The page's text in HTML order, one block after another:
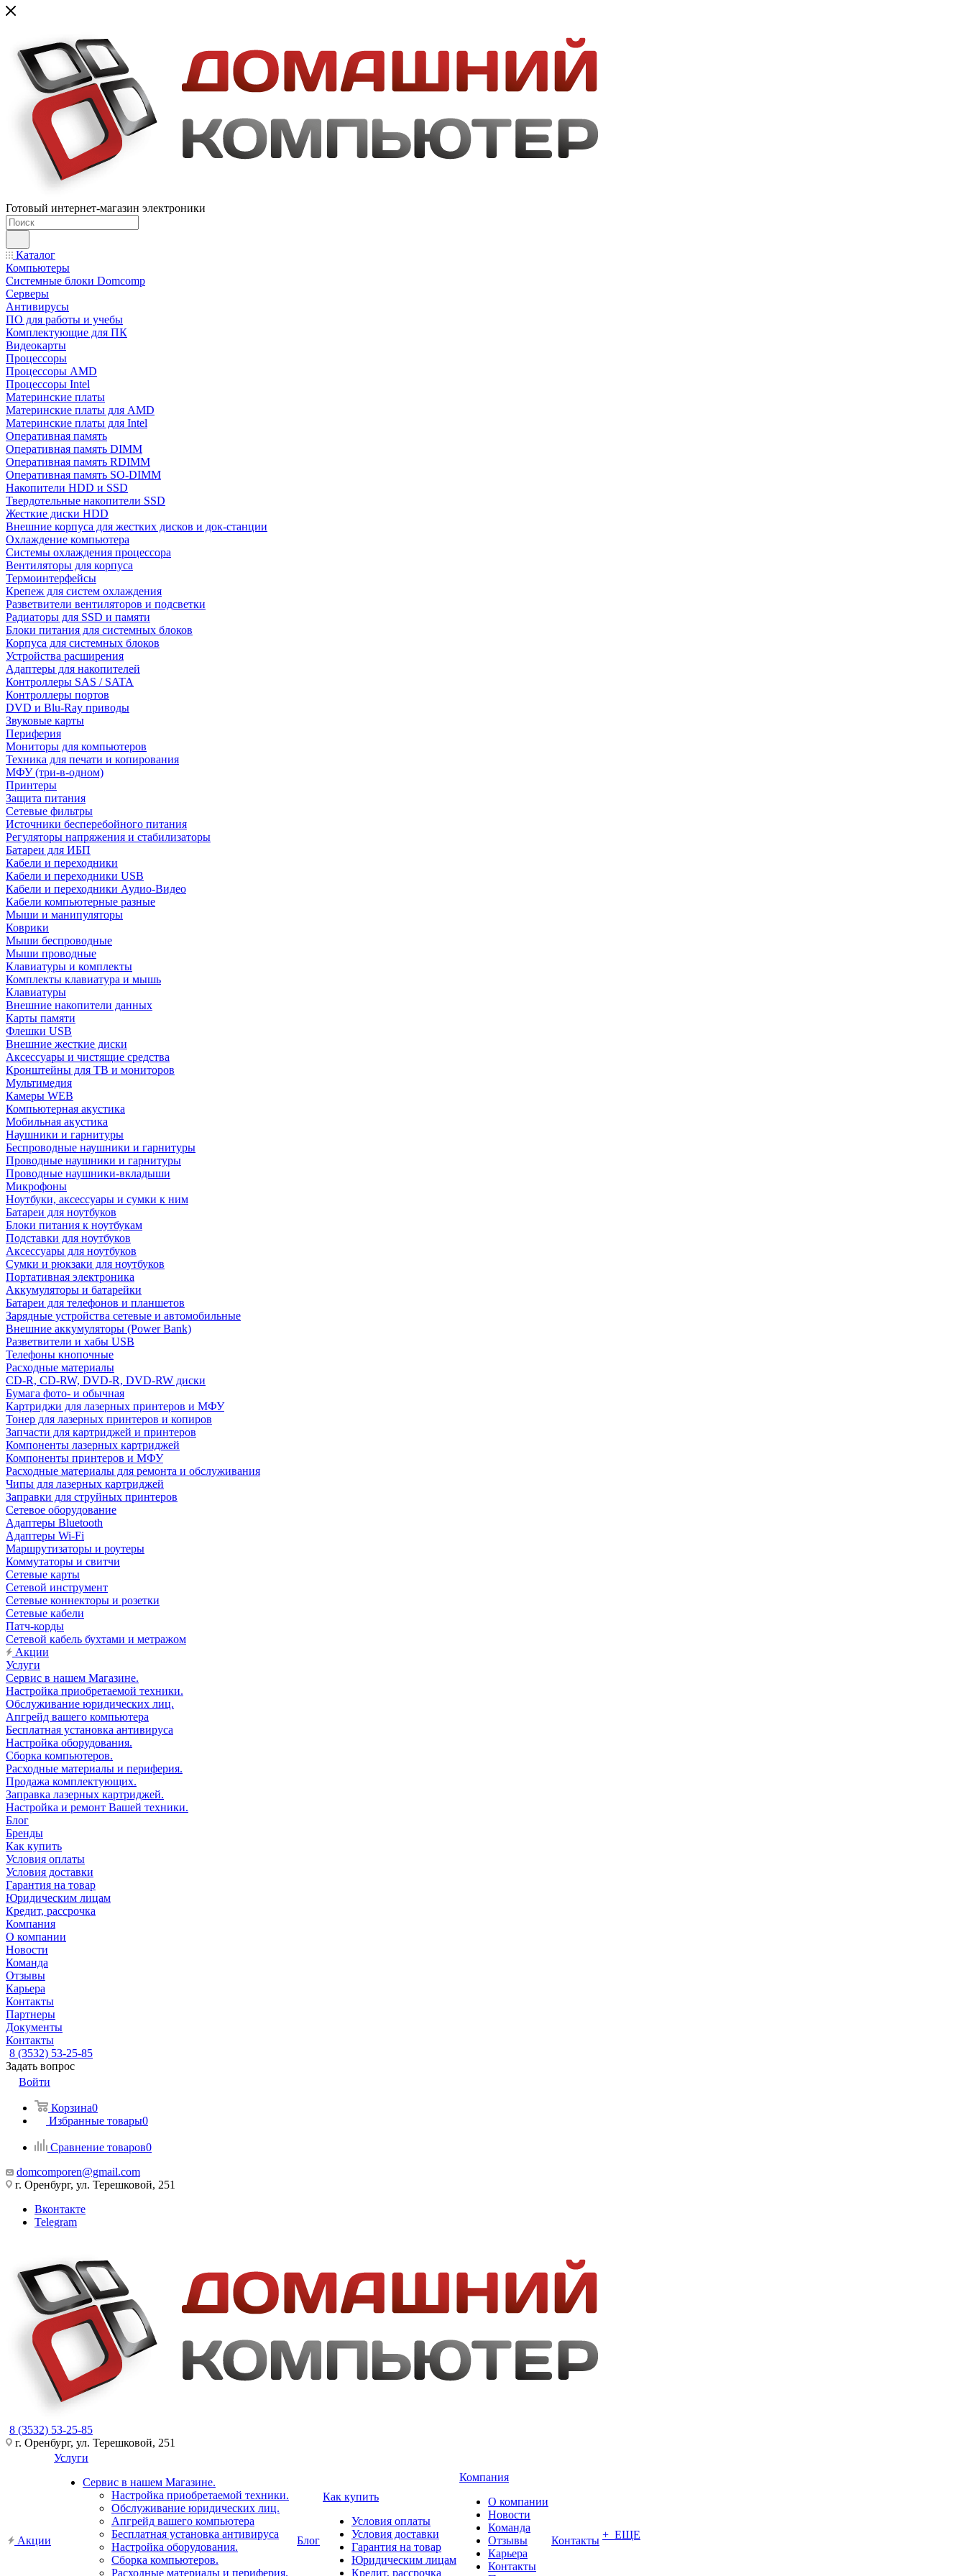
Готовый интернет-магазин электроники
Каталог
Компьютеры
Системные блоки Domcomp
Серверы
Антивирусы
ПО для работы и учебы
Комплектующие для ПК
Видеокарты
Процессоры
Процессоры AMD
Процессоры Intel
Материнские платы
Материнские платы для AMD
Материнские платы для Intel
Оперативная память
Оперативная память DIMM
Оперативная память RDIMM
Оперативная память SO-DIMM
Накопители HDD и SSD
Твердотельные накопители SSD
Жесткие диски HDD
Внешние корпуса для жестких дисков и док-станции
Охлаждение компьютера
Системы охлаждения процессора
Вентиляторы для корпуса
Термоинтерфейсы
Крепеж для систем охлаждения
Разветвители вентиляторов и подсветки
Радиаторы для SSD и памяти
Блоки питания для системных блоков
Корпуса для системных блоков
Устройства расширения
Адаптеры для накопителей
Контроллеры SAS / SATA
Контроллеры портов
DVD и Blu-Ray приводы
Звуковые карты
Периферия
Мониторы для компьютеров
Техника для печати и копирования
МФУ (три-в-одном)
Принтеры
Защита питания
Сетевые фильтры
Источники бесперебойного питания
Регуляторы напряжения и стабилизаторы
Батареи для ИБП
Кабели и переходники
Кабели и переходники USB
Кабели и переходники Аудио-Видео
Кабели компьютерные разные
Мыши и манипуляторы
Коврики
Мыши беспроводные
Мыши проводные
Клавиатуры и комплекты
Комплекты клавиатура и мышь
Клавиатуры
Внешние накопители данных
Карты памяти
Флешки USB
Внешние жесткие диски
Аксессуары и чистящие средства
Кронштейны для ТВ и мониторов
Мультимедия
Камеры WEB
Компьютерная акустика
Мобильная акустика
Наушники и гарнитуры
Беспроводные наушники и гарнитуры
Проводные наушники и гарнитуры
Проводные наушники-вкладыши
Микрофоны
Ноутбуки, аксессуары и сумки к ним
Батареи для ноутбуков
Блоки питания к ноутбукам
Подставки для ноутбуков
Аксессуары для ноутбуков
Сумки и рюкзаки для ноутбуков
Портативная электроника
Аккумуляторы и батарейки
Батареи для телефонов и планшетов
Зарядные устройства сетевые и автомобильные
Внешние аккумуляторы (Power Bank)
Разветвители и хабы USB
Телефоны кнопочные
Расходные материалы
CD-R, CD-RW, DVD-R, DVD-RW диски
Бумага фото- и обычная
Картриджи для лазерных принтеров и МФУ
Тонер для лазерных принтеров и копиров
Запчасти для картриджей и принтеров
Компоненты лазерных картриджей
Компоненты принтеров и МФУ
Расходные материалы для ремонта и обслуживания
Чипы для лазерных картриджей
Заправки для струйных принтеров
Сетевое оборудование
Адаптеры Bluetooth
Адаптеры Wi-Fi
Маршрутизаторы и роутеры
Коммутаторы и свитчи
Сетевые карты
Сетевой инструмент
Сетевые коннекторы и розетки
Сетевые кабели
Патч-корды
Сетевой кабель бухтами и метражом
Акции
Услуги
Сервис в нашем Магазине.
Настройка приобретаемой техники.
Обслуживание юридических лиц.
Апгрейд вашего компьютера
Бесплатная установка антивируса
Настройка оборудования.
Сборка компьютеров.
Расходные материалы и периферия.
Продажа комплектующих.
Заправка лазерных картриджей.
Настройка и ремонт Вашей техники.
Блог
Бренды
Как купить
Условия оплаты
Условия доставки
Гарантия на товар
Юридическим лицам
Кредит, рассрочка
Компания
О компании
Новости
Команда
Отзывы
Карьера
Контакты
Партнеры
Документы
Контакты
8 (3532) 53-25-85
Задать вопрос
Войти
Корзина0
Избранные товары0
Сравнение товаров0
domcomporen@gmail.com
г. Оренбург, ул. Терешковой, 251
Вконтакте
Telegram
8 (3532) 53-25-85
г. Оренбург, ул. Терешковой, 251
Акции
Услуги
Сервис в нашем Магазине.
Настройка приобретаемой техники.
Обслуживание юридических лиц.
Апгрейд вашего компьютера
Бесплатная установка антивируса
Настройка оборудования.
Сборка компьютеров.
Расходные материалы и периферия.
Блог
Как купить
Условия оплаты
Условия доставки
Гарантия на товар
Юридическим лицам
Кредит, рассрочка
Компания
О компании
Новости
Команда
Отзывы
Карьера
Контакты
Контакты + ЕЩЕ